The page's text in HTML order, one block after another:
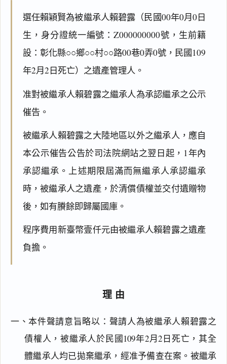
選任賴穎賢為被繼承人賴碧露（民國00年0月0日
生，身分證統一編號：Z000000000號，生前籍
設：彰化縣○○鄉○○村○○路00巷0弄0號，民國109
年2月2日死亡）之遺產管理人。
准對被繼承人賴碧露之繼承人為承認繼承之公示
催告。
被繼承人賴碧露之大陸地區以外之繼承人，應自
本公示催告公告於司法院網站之翌日起，1年內
承認繼承。上述期限屆滿而無繼承人承認繼承
時，被繼承人之遺產，於清償債權並交付遺贈物
後，如有賸餘即歸屬國庫。
程序費用新臺幣壹仟元由被繼承人賴碧露之遺產
負擔。
理由
一、本件聲請意旨略以：聲請人為被繼承人賴碧露之
債權人，被繼承人於民國109年2月2日死亡，其全
體繼承人均已拋棄繼承，經准予備查在案。被繼承